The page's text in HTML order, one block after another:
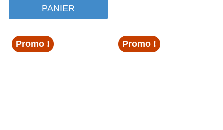
était :
PANIER
Promo ! Promo !